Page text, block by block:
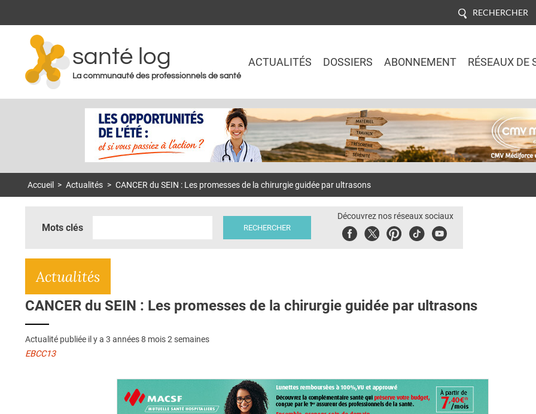
RECHERCHER
santé log
La communauté des professionnels de santé
ACTUALITÉS DOSSIERS ABONNEMENT RÉSEAUX DE
Accueil > Actualités > CANCER du SEIN : Les promesses de la chirurgie guidée par ultrasons
Mots clés
Découvrez nos réseaux sociaux
FacebookTwitterPinterest
TiktokYoubute
Actualités
CANCER du SEIN : Les promesses de la chirurgie guidée par ultrasons
Actualité publiée il y a 3 années 8 mois 2 semaines
EBCC13